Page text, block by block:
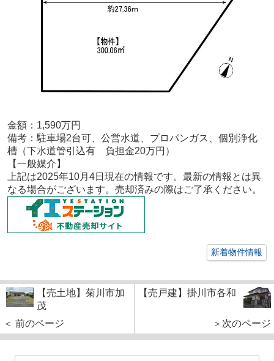
金額：1,590万円
備考： 駐車場2台可、公営水道、プロパンガス、個別浄化
槽（下水道管引込有 負担金20万円）
【一般媒介 】
上記は2025年10月4日現在の情報です。最新の情報とは異
なる場合がございます。売却済みの際はご了承ください。
新着物件情報
【売土地】菊川市加
茂
＜ 前のページ
【売戸建】掛川市各和
＞次のページ